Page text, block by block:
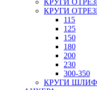
КРУГИ
КРУГИ
115
125
150
180
200
230
300-350
КРУГИ